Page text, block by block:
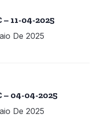
11-04-2025
De 2025
– 04-04-2025
De 2025